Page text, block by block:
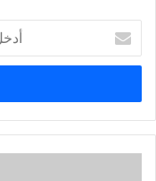
بريدك
الإلكتروني